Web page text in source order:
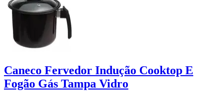
Caneco Fervedor Indução Cooktop E
Fogão Gás Tampa Vidro